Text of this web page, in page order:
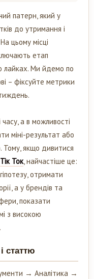
патерн, який у
до утримання і
цьому місці
етап
лайках. Ми йдемо по
– фіксуйте метрики
а в можливості
міні-результат або
Тому, якщо дивитися
Ток , найчастіше це:
отримати
а у брендів та
показати
з високою
статтю
→ Аналітика →